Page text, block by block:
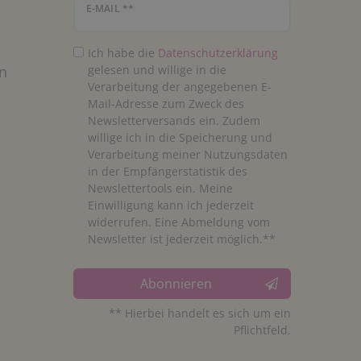
E-MAIL **
Newsletter Honig
Ich habe die Daten­schutz­erklärung
gelesen und willige in die
Verarbeitung der angegebenen E-
Mail-Adresse zum Zweck des
Newsletterversands ein. Zudem
willige ich in die Speicherung und
Verarbeitung meiner Nutzungsdaten
in der Empfängerstatistik des
Newslettertools ein. Meine
Einwilligung kann ich jederzeit
widerrufen. Eine Abmeldung vom
Newsletter ist jederzeit möglich.**
Abonnieren
** Hierbei handelt es sich um ein
Pflichtfeld.